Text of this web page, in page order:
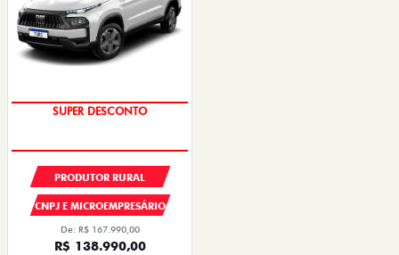
SUPER DESCONTO
PRODUTOR RURAL
CNPJ E MICROEMPRESÁRIO
De: R$ 167.990,00
R$ 138.990,00